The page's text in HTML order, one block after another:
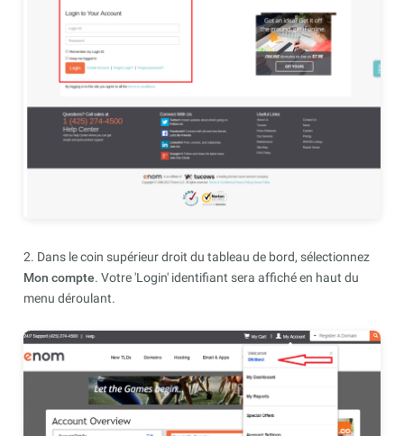
2. Dans le coin supérieur droit du tableau de bord, sélectionnez
Mon compte. Votre 'Login' identifiant sera affiché en haut du
menu déroulant.